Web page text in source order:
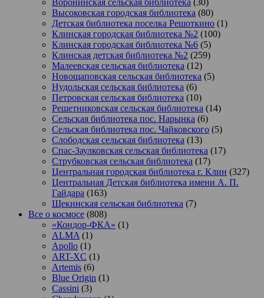
Высоковская городская библиотека (80)
Детская библиотека поселка Решоткино (1)
Клинская городская библиотека №2 (100)
Клинская городская библиотека №6 (5)
Клинская детская библиотека №2 (259)
Малеевская сельская библиотека (12)
Новощаповская сельская библиотека (5)
Нудольская сельская библиотека (6)
Петровская сельская библиотека (10)
Решетниковская сельская библиотека (14)
Сельская библиотека пос. Нарынка (6)
Сельская библиотека пос. Чайковского (5)
Слободская сельская библиотека (13)
Спас-Заулковская сельская библиотека (17)
Струбковская сельская библиотека (17)
Центральная городская библиотека г. Клин (327)
Центральная Детская библиотека имени А. П.
Гайдара (163)
Щекинская сельская библиотека (7)
Все о космосе (808)
«Кондор-ФКА» (1)
ALMA (1)
Apollo (1)
ART-XC (1)
Artemis (6)
Blue Origin (1)
Cassini (3)